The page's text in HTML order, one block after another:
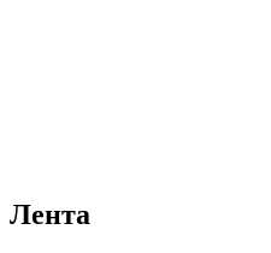
Лента